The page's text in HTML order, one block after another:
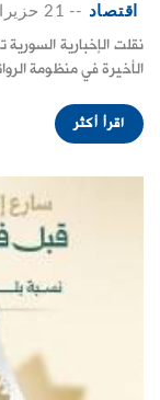
اقتصاد -- 21 حزيران 2026
نقلت الإخبارية
الأخيرة في منظومة
اقرأ أكثر